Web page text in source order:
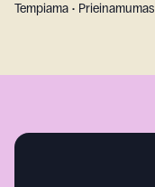
Tempiama • Prieinamumas